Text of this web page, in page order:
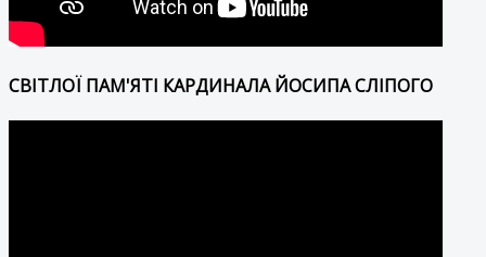
СВІТЛОЇ ПАМ'ЯТІ КАРДИНАЛА ЙОСИПА СЛІПОГО